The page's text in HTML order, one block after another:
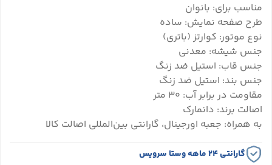
مناسب برای: بانوان
طرح صفحه نمایش: ساده
نوع موتور: کوارتز (باتری)
جنس شیشه: معدنی
جنس قاب: استیل ضد زنگ
جنس بند: استیل ضد زنگ
مقاومت در برابر آب: 30 متر
اصالت برند: دانمارک
به همراه: جعبه اورجینال، گارانتی بین‌المللی اصالت کالا
گارانتی ۲۴ ماهه وستا سرویس